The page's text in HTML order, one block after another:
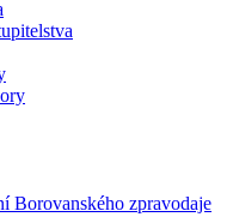
Borovanského zpravodaje